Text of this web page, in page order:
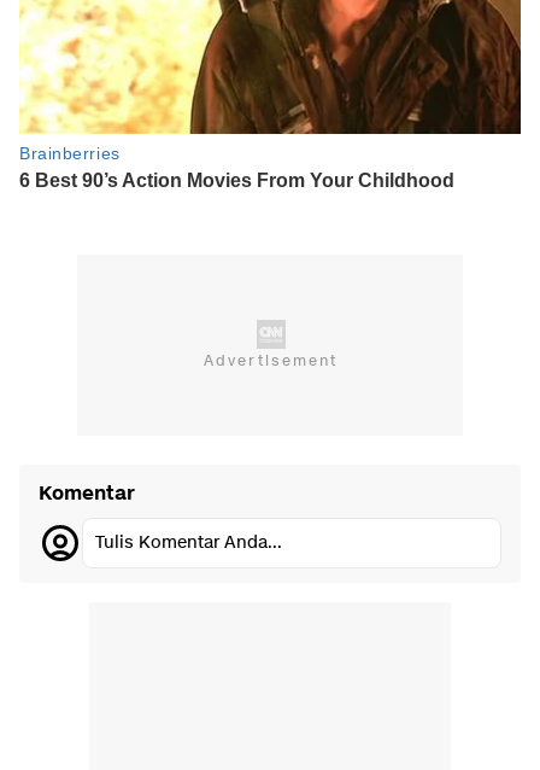
Komentar
Tulis Komentar Anda...